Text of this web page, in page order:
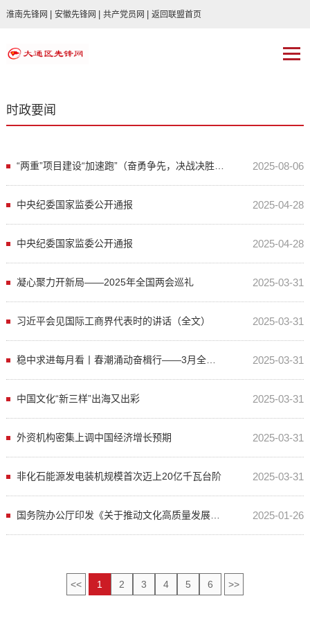
淮南先锋网 安徽先锋网 共产党员网 返回联盟首页
时政要闻
“两重”项目建设“加速跑”（奋勇争先，决战决胜“十四五”） 2025-08-06
中央纪委国家监委公开通报 2025-04-28
中央纪委国家监委公开通报 2025-04-28
凝心聚力开新局——2025年全国两会巡礼 2025-03-31
习近平会见国际工商界代表时的讲话（全文） 2025-03-31
稳中求进每月看丨春潮涌动奋楫行——3月全国各地经济社会发展观察 2025-03-31
中国文化“新三样”出海又出彩 2025-03-31
外资机构密集上调中国经济增长预期 2025-03-31
非化石能源发电装机规模首次迈上20亿千瓦台阶 2025-03-31
国务院办公厅印发《关于推动文化高质量发展的若干经济政策》 2025-01-26
<< 1 2 3 4 5 6 >>